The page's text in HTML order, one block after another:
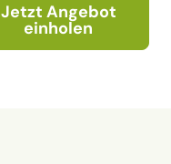
Jetzt Angebot
einholen